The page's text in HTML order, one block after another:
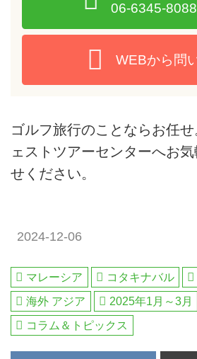
06-6345-8088
WEBから問
ゴルフ旅行のことならお任
ェストツアーセンターへお
せください。
2024-12-06
マレーシア コタキナバル
海外 アジア
2025年1月～3月
コラム＆トピックス